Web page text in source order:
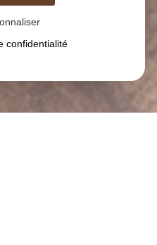
confidentialité